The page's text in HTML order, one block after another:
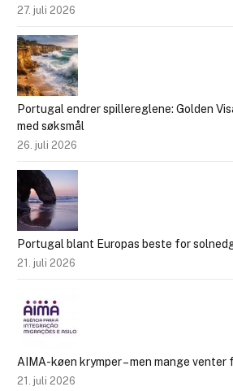
27. juli 2026
Portugal endrer spillereglene: Golden
med søksmål
26. juli 2026
Portugal blant Europas beste for
21. juli 2026
AIMA-køen krymper – men mange
21. juli 2026